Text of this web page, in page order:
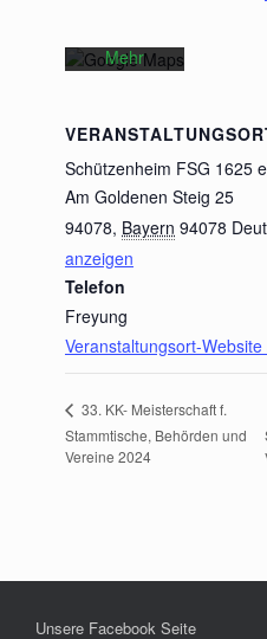
Schützenheim FSG 1625
Am Goldenen Steig 25
94078, Bayern 94078
anzeigen
Telefon
Freyung
Veranstaltungsort-
Mehr
Karte
Google
Maps immer
entsperren
33. KK- Meisterschaft f.
Stammtische, Behörden und
Vereine 2024
Unsere Facebook Seite